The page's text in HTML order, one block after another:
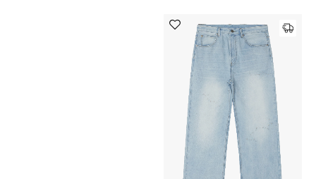
النساء
الجمال
الأطفال
مستلزمات المنزل